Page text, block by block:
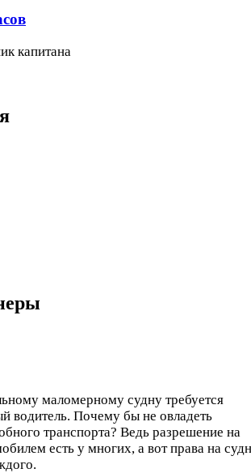
капитана
маломерному судну требуется
водитель. Почему бы не овладеть
транспорта? Ведь разрешение на
есть у многих, а вот права на